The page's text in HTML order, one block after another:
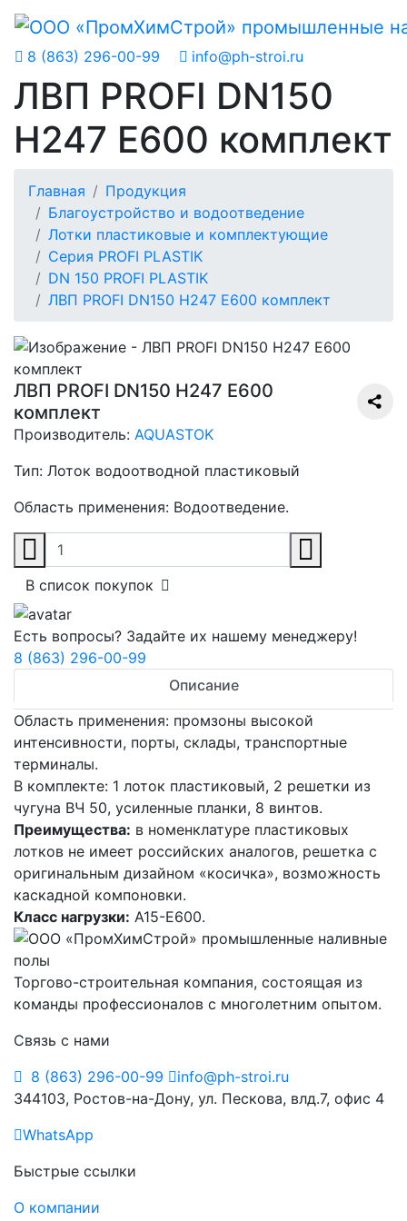
8 (863) 296-00-99 info@ph-stroi.ru
ЛВП PROFI DN150
H247 E600 комплект
Главная
Продукция
Благоустройство и водоотведение
Лотки пластиковые и комплектующие
Серия PROFI PLASTIK
DN 150 PROFI PLASTIK
ЛВП PROFI DN150 H247 E600 комплект
ЛВП PROFI DN150 H247 E600
комплект
Производитель: AQUASTOK
Тип: Лоток водоотводной пластиковый
Область применения: Водоотведение.
В список покупок
Есть вопросы? Задайте их нашему менеджеру!
8 (863) 296-00-99
Описание
Область применения: промзоны высокой
интенсивности, порты, склады, транспортные
терминалы.
В комплекте: 1 лоток пластиковый, 2 решетки из
чугуна ВЧ 50, усиленные планки, 8 винтов.
Преимущества: в номенклатуре пластиковых
лотков не имеет российских аналогов, решетка с
оригинальным дизайном «косичка», возможность
каскадной компоновки.
Класс нагрузки: A15-Е600.
Торгово-строительная компания, состоящая из
команды профессионалов с многолетним опытом.
Связь с нами
8 (863) 296-00-99
info@ph-stroi.ru
344103, Ростов-на-Дону, ул. Пескова, влд.7, офис 4
WhatsApp
Быстрые ссылки
О компании